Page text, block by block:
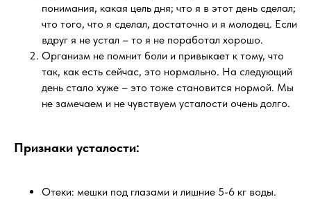
понимания, какая цель дня; что я в этот день сделал;
что того, что я сделал, достаточно и я молодец. Если
вдруг я не устал – то я не поработал хорошо.
Организм не помнит боли и привыкает к тому, что
так, как есть сейчас, это нормально. На следующий
день стало хуже – это тоже становится нормой. Мы
не замечаем и не чувствуем усталости очень долго.
Признаки усталости:
Отеки: мешки под глазами и лишние 5-6 кг воды.